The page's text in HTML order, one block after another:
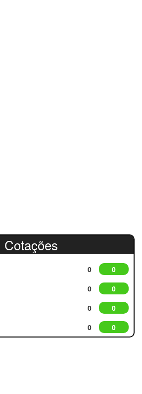
Cotações
0 0
0 0
0 0
0 0